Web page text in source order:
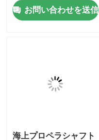
お問い合わせ
海洋の Windows
お問い合わせを送信
海上プロペラシャフト